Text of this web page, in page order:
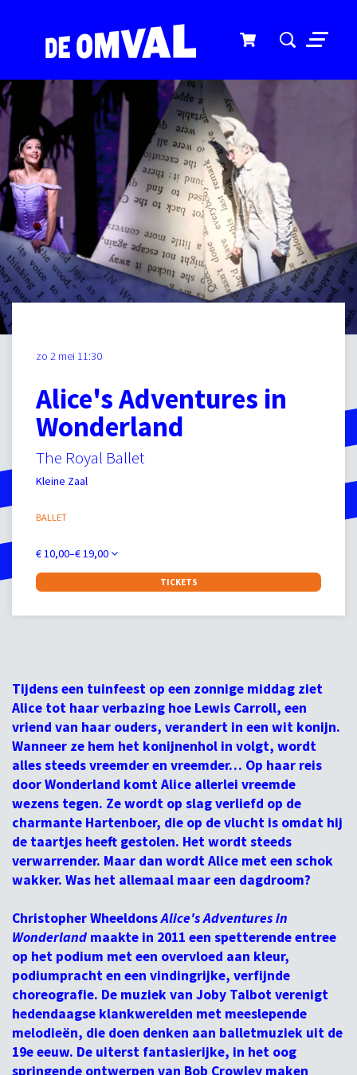
Menu
Alice's Adventures in
Wonderland
The Royal Ballet
zo 2 mei 11:30
Kleine Zaal
BALLET
€ 10,00–€ 19,00
TICKETS
Tijdens een tuinfeest op een zonnige middag ziet
Alice tot haar verbazing hoe Lewis Carroll, een
vriend van haar ouders, verandert in een wit konijn.
Wanneer ze hem het konijnenhol in volgt, wordt
alles steeds vreemder en vreemder… Op haar reis
door Wonderland komt Alice allerlei vreemde
wezens tegen. Ze wordt op slag verliefd op de
charmante Hartenboer, die op de vlucht is omdat hij
de taartjes heeft gestolen. Het wordt steeds
verwarrender. Maar dan wordt Alice met een schok
wakker. Was het allemaal maar een dagdroom?
Christopher WheeldonsAlice's Adventures in
Wonderland maakte in 2011 een spetterende entree
op het podium met een overvloed aan kleur,
podiumpracht en een vindingrijke, verfijnde
choreografie. De muziek van Joby Talbot verenigt
hedendaagse klankwerelden met meeslepende
melodieën, die doen denken aan balletmuziek uit de
19e eeuw. De uiterst fantasierijke, in het oog
springende ontwerpen van Bob Crowley maken